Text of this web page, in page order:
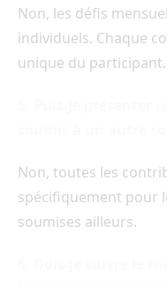
Non, les défis
individuels. Chaque
unique du participant.
Non, toutes les
spécifiquement pour
soumises ailleurs.